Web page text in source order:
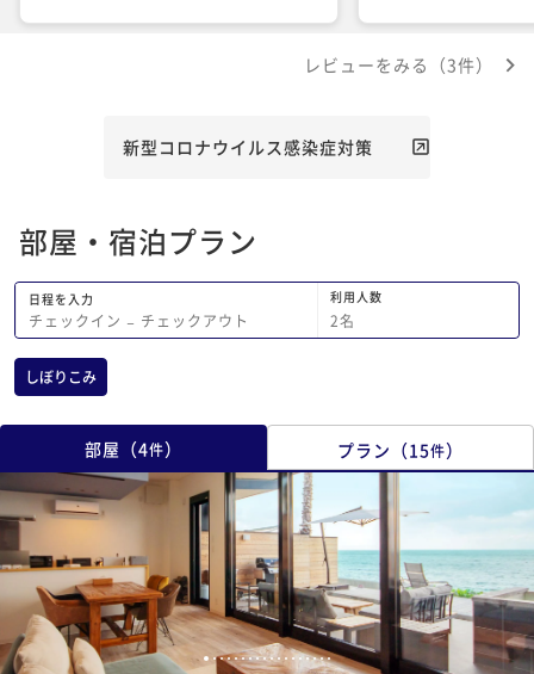
レビューをみる（3件）
新型コロナウイルス感染症対策
部屋・宿泊プラン
日程を入力
チェックイン − チェックアウト
利用人数
2名
しぼりこみ
部屋 （4件） プラン （15件）
1 234567891011 12 131415161718